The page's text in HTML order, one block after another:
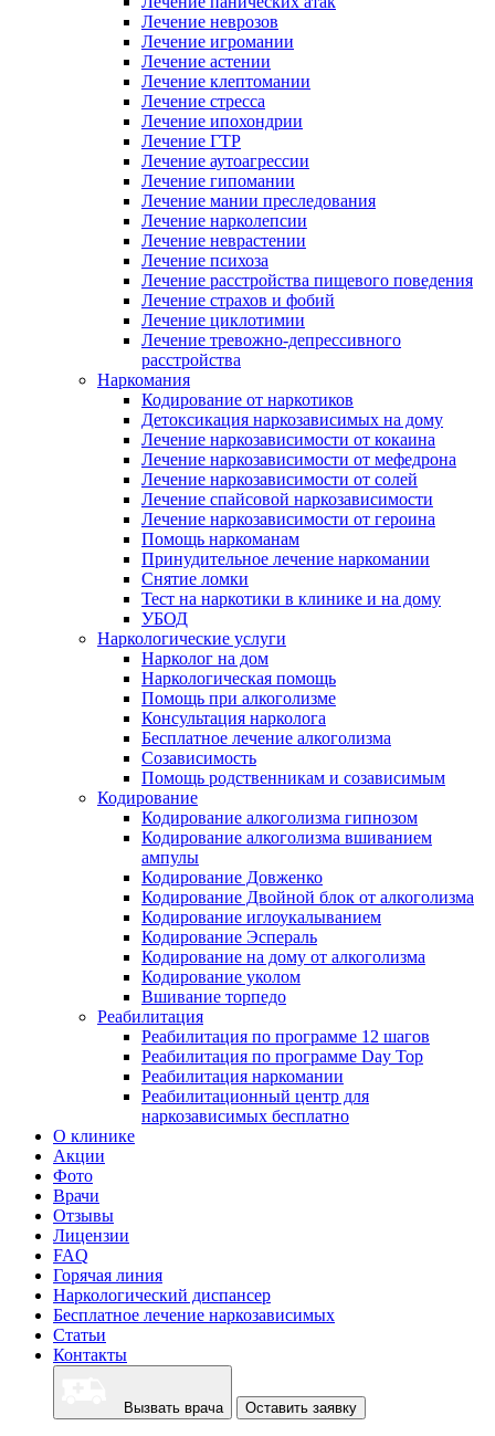
Лечение неврозов
Лечение игромании
Лечение астении
Лечение клептомании
Лечение стресса
Лечение ипохондрии
Лечение ГТР
Лечение аутоагрессии
Лечение гипомании
Лечение мании преследования
Лечение нарколепсии
Лечение неврастении
Лечение психоза
Лечение расстройства пищевого поведения
Лечение страхов и фобий
Лечение циклотимии
Лечение тревожно-депрессивного
расстройства
Наркомания
Кодирование от наркотиков
Детоксикация наркозависимых на дому
Лечение наркозависимости от кокаина
Лечение наркозависимости от мефедрона
Лечение наркозависимости от солей
Лечение спайсовой наркозависимости
Лечение наркозависимости от героина
Помощь наркоманам
Принудительное лечение наркомании
Снятие ломки
Тест на наркотики в клинике и на дому
УБОД
Наркологические услуги
Нарколог на дом
Наркологическая помощь
Помощь при алкоголизме
Консультация нарколога
Бесплатное лечение алкоголизма
Созависимость
Помощь родственникам и созависимым
Кодирование
Кодирование алкоголизма гипнозом
Кодирование алкоголизма вшиванием
ампулы
Кодирование Довженко
Кодирование Двойной блок от алкоголизма
Кодирование иглоукалыванием
Кодирование Эспераль
Кодирование на дому от алкоголизма
Кодирование уколом
Вшивание торпедо
Реабилитация
Реабилитация по программе 12 шагов
Реабилитация по программе Day Top
Реабилитация наркомании
Реабилитационный центр для
наркозависимых бесплатно
О клинике
Акции
Фото
Врачи
Отзывы
Лицензии
FAQ
Горячая линия
Наркологический диспансер
Бесплатное лечение наркозависимых
Статьи
Контакты
Вызвать врача Оставить заявку